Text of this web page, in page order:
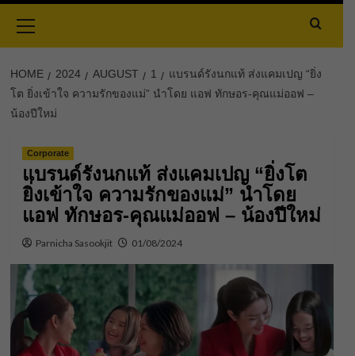
Menu
HOME 2024 AUGUST 1
แบรนด์รังนกแท้ ส่งแคมเปญ “ยิ่ง
โต ยิ่งเข้าใจ ความรักของแม่” นำโดย แอฟ ทักษอร-คุณแม่ออฟ –
น้องปีใหม่
Corporate
แบรนด์รังนกแท้ ส่งแคมเปญ “ยิ่งโต
ยิ่งเข้าใจ ความรักของแม่” นำโดย
แอฟ ทักษอร-คุณแม่ออฟ – น้องปีใหม่
Parnicha Sasookjit 01/08/2024